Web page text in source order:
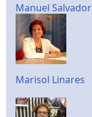
Manuel Salvador
Marisol Linares